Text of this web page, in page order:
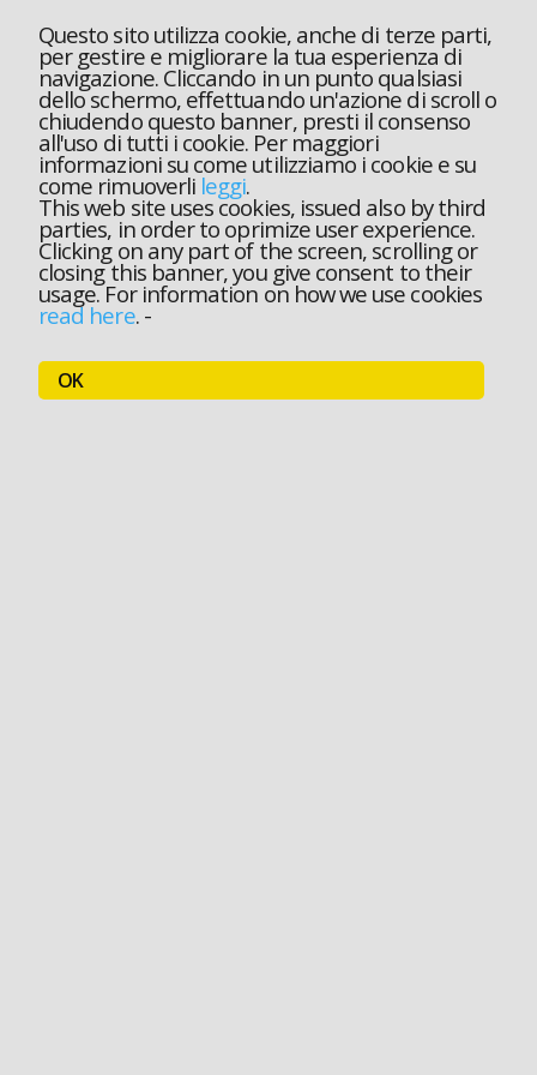
Questo sito utilizza cookie, anche di terze parti,
per gestire e migliorare la tua esperienza di
navigazione. Cliccando in un punto qualsiasi
dello schermo, effettuando un'azione di scroll o
chiudendo questo banner, presti il consenso
all'uso di tutti i cookie. Per maggiori
informazioni su come utilizziamo i cookie e su
come rimuoverli leggi.
This web site uses cookies, issued also by third
parties, in order to oprimize user experience.
Clicking on any part of the screen, scrolling or
closing this banner, you give consent to their
usage. For information on how we use cookies
read here.-
OK